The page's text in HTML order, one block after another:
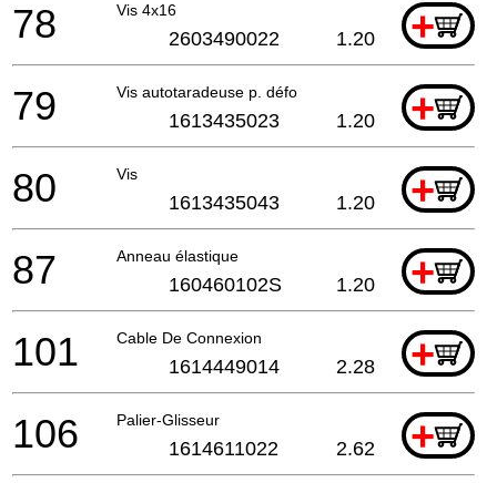
Vis 4x16 +
78 2603490022 1.20
Vis autotaradeuse p. défo +
79 1613435023 1.20
Vis +
80 1613435043 1.20
Anneau élastique +
87 160460102S 1.20
Cable De Connexion +
101 1614449014 2.28
Palier-Glisseur +
106 1614611022 2.62